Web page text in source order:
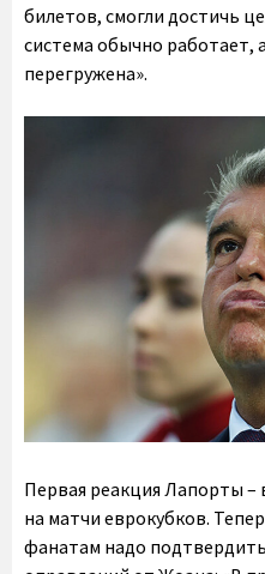
билетов, смогли достичь
система обычно работает,
перегружена».
Первая реакция Лапорты
на матчи еврокубков.
фанатам надо